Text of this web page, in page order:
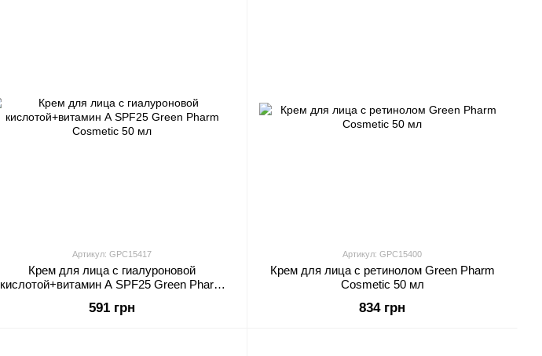
Артикул: GPC15417
Крем для лица с гиалуроновой
кислотой+витамин А SPF25 Green Pharm
591 грн
Артикул: GPC15400
Крем для лица с ретинолом Green Pharm
Cosmetic 50 мл
834 грн